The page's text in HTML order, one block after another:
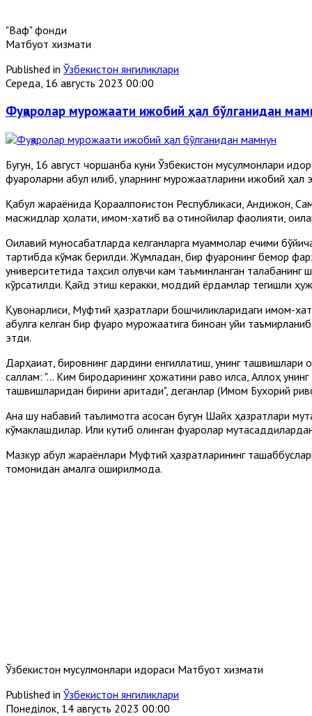
"Вақф" фонди
Матбуот хизмати
Published in Ўзбекистон янгиликлари
Середа, 16 августь 2023 00:00
Фуқаролар мурожаати ижобий ҳал бўлганидан
Бугун, 16 август чоршанба куни Ўзбекистон мусулмонлари
фуқароларни қабул қилиб, уларнинг мурожаатларини ижобий
Қабул жараёнида Қорақалпоғистон Республикаси, Андижон,
масжидлар ҳолати, имом-хатиб ва отинойилар фаолияти,
Оилавий муносабатларда келганларга муаммолар ечими
тартибда кўмак берилди. Жумладан, бир фуқаронинг бемор
университетида таҳсил олувчи кам таъминланган
кўрсатилди. Қайд этиш керакки, моддий ёрдамлар тегишли
Қувонарлиси, Муфтий ҳазратлари бошчиликларидаги имом-
қабулга келган бир фуқаро мурожаатига биноан уйи
этди.
Дарҳақиқат, бировнинг дардини енгиллатиш, унинг
саллам: "... Ким биродарининг ҳожатини раво қилса, Аллоҳ
ташвишларидан бирини аритади", деганлар (Имом Бухорий
Ана шу набавий таълимотга асосан бугун Шайх ҳазратлари
кўмаклашдилар. Илиқ кутиб олинган фуқаролар
Мазкур қабул жараёнлари Муфтий ҳазратларининг
томонидан амалга оширилмоқда.
Ўзбекистон мусулмонлари идораси Матбуот хизмати
Published in Ўзбекистон янгиликлари
Понеділок, 14 августь 2023 00:00